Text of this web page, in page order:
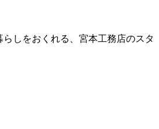
しをおくれる、宮本工務店のスタ